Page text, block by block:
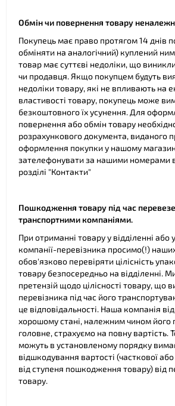
Обмін чи повернення товару
Покупець має право протягом 14 днів
обміняти на аналогічний) куплений
товар має суттєві недоліки, що
чи продавця. Якщо покупцем будуть
недоліки товару, які не впливають на
властивості товару, покупець може
безкоштовного їх усунення. Для
повернення або обмін товару
розрахункового документа, виданого
оформлення покупки у нашому
зателефонувати за нашими номерами
розділі "Контакти"
Пошкодження товару під час
транспортними компаніями.
При отриманні товару у відділенні або
компанії-перевізника просимо(!) наших
обов'язково перевіряти цілісність
товару безпосередньо на відділенні.
претензій щодо цілісності товару, що
перевізника під час його
це відповідальності. Наша компанія
хорошому стані, належним чином його
головне, страхуємо на повну вартість.
можуть в установленому порядку
відшкодування вартості (часткової
від ступеня пошкодження товару) від
товару.